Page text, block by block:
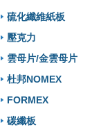
硫化纖維紙板
壓克力
雲母片/金雲母片
杜邦NOMEX
FORMEX
碳纖板